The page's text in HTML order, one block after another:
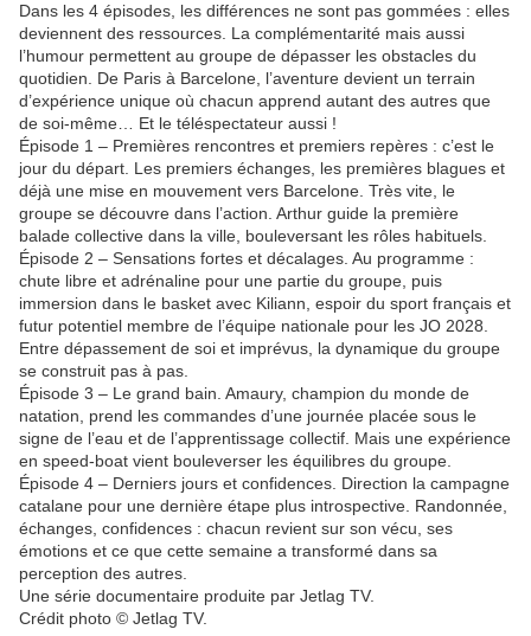
Dans les 4 épisodes, les différences ne sont pas gommées : elles
deviennent des ressources. La complémentarité mais aussi
l’humour permettent au groupe de dépasser les obstacles du
quotidien. De Paris à Barcelone, l’aventure devient un terrain
d’expérience unique où chacun apprend autant des autres que
de soi-même… Et le téléspectateur aussi !
Épisode 1 – Premières rencontres et premiers repères : c’est le
jour du départ. Les premiers échanges, les premières blagues et
déjà une mise en mouvement vers Barcelone. Très vite, le
groupe se découvre dans l’action. Arthur guide la première
balade collective dans la ville, bouleversant les rôles habituels.
Épisode 2 – Sensations fortes et décalages. Au programme :
chute libre et adrénaline pour une partie du groupe, puis
immersion dans le basket avec Kiliann, espoir du sport français et
futur potentiel membre de l’équipe nationale pour les JO 2028.
Entre dépassement de soi et imprévus, la dynamique du groupe
se construit pas à pas.
Épisode 3 – Le grand bain. Amaury, champion du monde de
natation, prend les commandes d’une journée placée sous le
signe de l’eau et de l’apprentissage collectif. Mais une expérience
en speed-boat vient bouleverser les équilibres du groupe.
Épisode 4 – Derniers jours et confidences. Direction la campagne
catalane pour une dernière étape plus introspective. Randonnée,
échanges, confidences : chacun revient sur son vécu, ses
émotions et ce que cette semaine a transformé dans sa
perception des autres.
Une série documentaire produite par Jetlag TV.
Crédit photo © Jetlag TV.